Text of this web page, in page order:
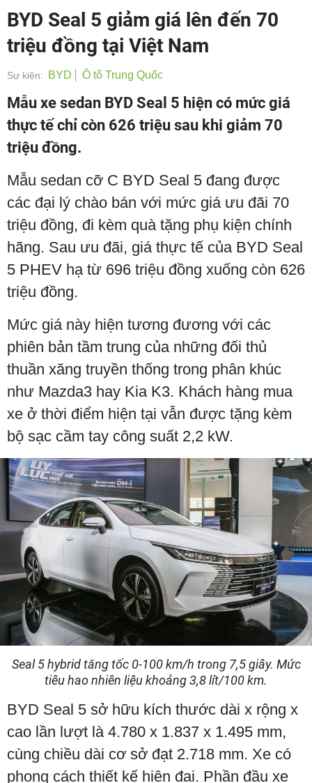
BYD Seal 5 giảm giá lên đến 70
triệu đồng tại Việt Nam
Sự kiện: BYD Ô tô Trung Quốc
Mẫu xe sedan BYD Seal 5 hiện có mức giá
thực tế chỉ còn 626 triệu sau khi giảm 70
triệu đồng.
Mẫu sedan cỡ C BYD Seal 5 đang được
các đại lý chào bán với mức giá ưu đãi 70
triệu đồng, đi kèm quà tặng phụ kiện chính
hãng. Sau ưu đãi, giá thực tế của BYD Seal
5 PHEV hạ từ 696 triệu đồng xuống còn 626
triệu đồng.
Mức giá này hiện tương đương với các
phiên bản tầm trung của những đối thủ
thuần xăng truyền thống trong phân khúc
như Mazda3 hay Kia K3. Khách hàng mua
xe ở thời điểm hiện tại vẫn được tặng kèm
bộ sạc cầm tay công suất 2,2 kW.
Seal 5 hybrid tăng tốc 0-100 km/h trong 7,5 giây. Mức
tiêu hao nhiên liệu khoảng 3,8 lít/100 km.
BYD Seal 5 sở hữu kích thước dài x rộng x
cao lần lượt là 4.780 x 1.837 x 1.495 mm,
cùng chiều dài cơ sở đạt 2.718 mm. Xe có
phong cách thiết kế hiện đại. Phần đầu xe